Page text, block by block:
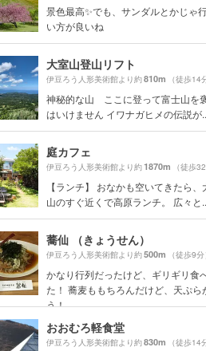
景色最高✨でも、サンダルとかじゃ
い方が良いね
大室山登山リフト
伊豆ろう人形美術館より約810m （徒歩14
神秘的な山 ここに登って富士山を
はいけません イワナガヒメの伝説が
庭カフェ
伊豆ろう人形美術館より約1870m （徒歩32
【ランチ】 おなかも空いてきたら、
山のすぐ近くで高原ランチ。 広々と
蕎仙 （きょうせん）
伊豆ろう人形美術館より約500m （徒歩9分
かなり行列だったけど、ギリギリ食
た！ 蕎麦ももちろんだけど、天ぷら
う！
おおむろ軽食堂
伊豆ろう人形美術館より約830m （徒歩14